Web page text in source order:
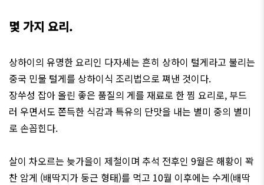
몇 가지 요리.
상하이의 유명한요리인 다자셰는 흔히 상하이 털게라고 불리는
중국 민물 털게를 상하이식 조리법으로 쪄낸 것이다.
장쑤성 잡아 올린 좋은 품질의 게를 재료로 한찜 요리로, 부드
러 우면서도 쫀득한 식감과특유의 단맛을 내는 별미 중의 별미
로 손꼽힌다.
살이 차오르는 늦가을이 제철이며 추석 전후인 9월은 해황이 꽉
찬 암게 (배딱지가 둥근 형태)를 먹고 10월 이후에는 수게(배딱